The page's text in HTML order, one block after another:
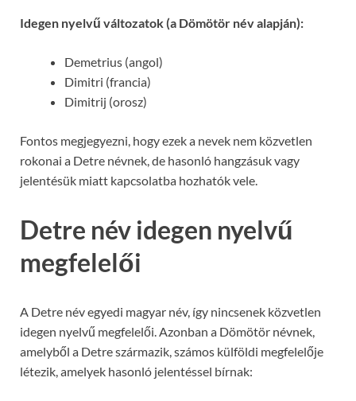
Idegen nyelvű változatok (a Dömötör név alapján):
Demetrius (angol)
Dimitri (francia)
Dimitrij (orosz)
Fontos megjegyezni, hogy ezek a nevek nem közvetlen
rokonai a Detre névnek, de hasonló hangzásuk vagy
jelentésük miatt kapcsolatba hozhatók vele.
Detre név idegen nyelvű
megfelelői
A Detre név egyedi magyar név, így nincsenek közvetlen
idegen nyelvű megfelelői. Azonban a Dömötör névnek,
amelyből a Detre származik, számos külföldi megfelelője
létezik, amelyek hasonló jelentéssel bírnak: